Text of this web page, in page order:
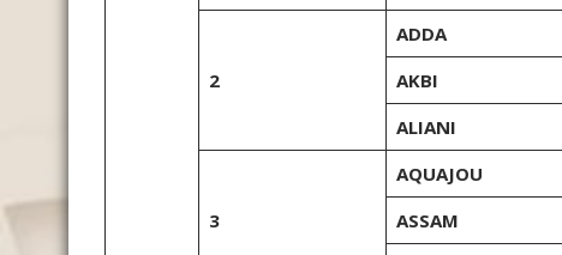
2
ADDA
AKBI
ALIANI
3
AQUAJOU
ASSAM